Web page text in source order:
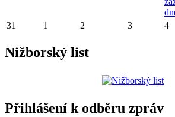
31 1 2 3 4
Nižborský list
Přihlášení k odběru zpráv